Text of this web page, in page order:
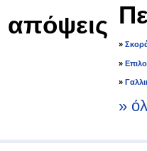
απόψεις
»
»
»
»